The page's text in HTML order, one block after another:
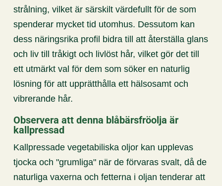
strålning, vilket är särskilt värdefullt för de som
spenderar mycket tid utomhus. Dessutom kan
dess näringsrika profil bidra till att återställa glans
och liv till tråkigt och livlöst hår, vilket gör det till
ett utmärkt val för dem som söker en naturlig
lösning för att upprätthålla ett hälsosamt och
vibrerande hår.
Observera att denna blåbärsfröolja är
kallpressad
Kallpressade vegetabiliska oljor kan upplevas
tjocka och "grumliga" när de förvaras svalt, då de
naturliga vaxerna och fetterna i oljan tenderar att